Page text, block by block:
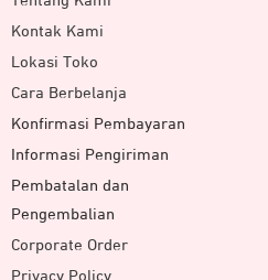
Kontak Kami
Lokasi Toko
Cara Berbelanja
Konfirmasi Pembayaran
Informasi Pengiriman
Pembatalan dan
Pengembalian
Corporate Order
Privacy Policy